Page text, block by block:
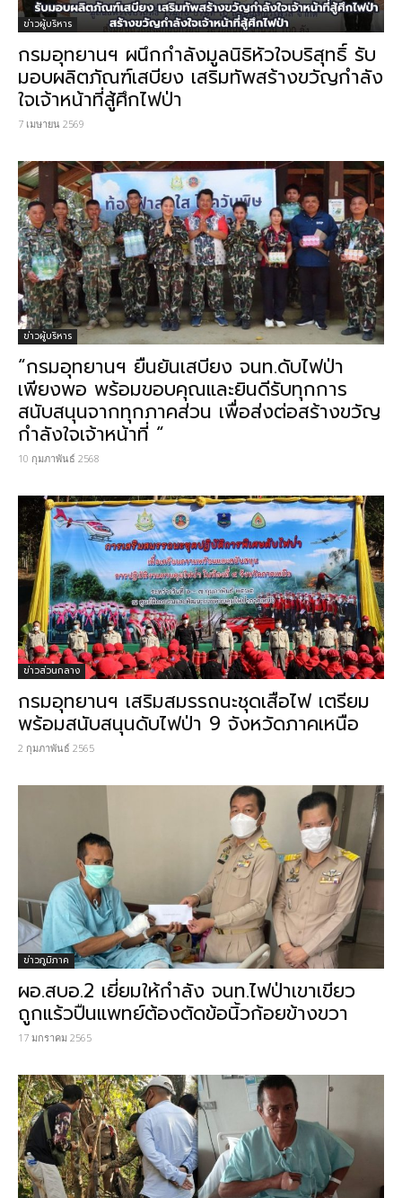
ข่าวผู้บริหาร
กรมอุทยานฯ ผนึกกำลังมูลนิธิหัวใจบริสุทธิ์ รับ
มอบผลิตภัณฑ์เสบียง เสริมทัพสร้างขวัญกำลัง
ใจเจ้าหน้าที่สู้ศึกไฟป่า
7 เมษายน 2569
ข่าวผู้บริหาร
“กรมอุทยานฯ ยืนยันเสบียง จนท.ดับไฟป่า
เพียงพอ พร้อมขอบคุณและยินดีรับทุกการ
สนับสนุนจากทุกภาคส่วน เพื่อส่งต่อสร้างขวัญ
กำลังใจเจ้าหน้าที่ “
10 กุมภาพันธ์ 2568
ข่าวส่วนกลาง
กรมอุทยานฯ เสริมสมรรถนะชุดเสือไฟ เตรียม
พร้อมสนับสนุนดับไฟป่า 9 จังหวัดภาคเหนือ
2 กุมภาพันธ์ 2565
ข่าวภูมิภาค
ผอ.สบอ.2 เยี่ยมให้กำลัง จนท.ไฟป่าเขาเขียว
ถูกแร้วปืนแพทย์ต้องตัดข้อนิ้วก้อยข้างขวา
17 มกราคม 2565